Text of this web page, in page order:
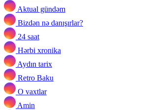
Aktual gündəm
Bizdən nə danışırlar?
24 saat
Hərbi xronika
Aydın tarix
Retro Baku
O vaxtlar
Amin